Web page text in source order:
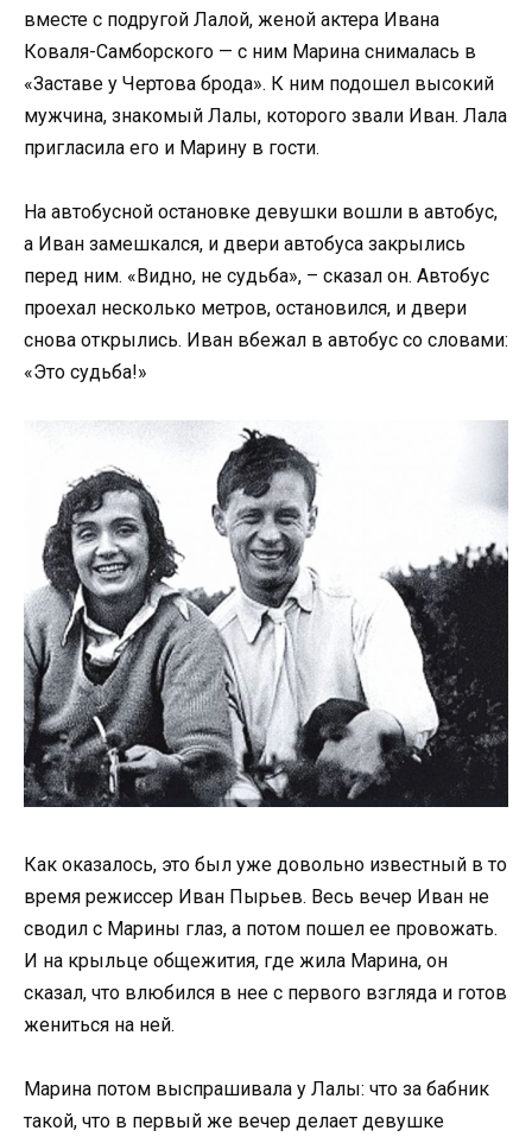
вместе с подругой Лалой, женой актера Ивана
Коваля-Самборского — с ним Марина снималась в
«Заставе у Чертова брода». К ним подошел высокий
мужчина, знакомый Лалы, которого звали Иван. Лала
пригласила его и Марину в гости.
На автобусной остановке девушки вошли в автобус,
а Иван замешкался, и двери автобуса закрылись
перед ним. «Видно, не судьба», – сказал он. Автобус
проехал несколько метров, остановился, и двери
снова открылись. Иван вбежал в автобус со словами:
«Это судьба!»
Как оказалось, это был уже довольно известный в то
время режиссер Иван Пырьев. Весь вечер Иван не
сводил с Марины глаз, а потом пошел ее провожать.
И на крыльце общежития, где жила Марина, он
сказал, что влюбился в нее с первого взгляда и готов
жениться на ней.
Марина потом выспрашивала у Лалы: что за бабник
такой, что в первый же вечер делает девушке